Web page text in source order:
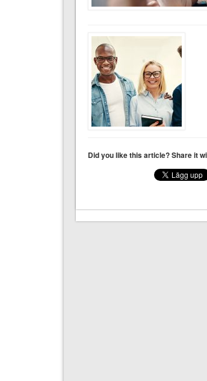
Did you like this article? Share it